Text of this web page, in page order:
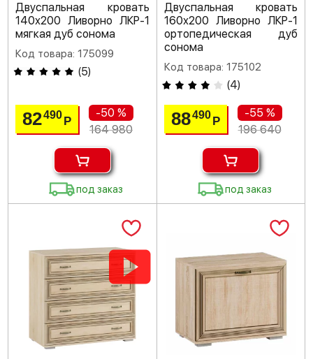
Двуспальная кровать
140х200 Ливорно ЛКР-1
мягкая дуб сонома
Код товара: 175099
(5)
82490Р
-50 %
164 980
под заказ
Двуспальная кровать
160х200 Ливорно ЛКР-1
ортопедическая дуб
сонома
Код товара: 175102
(4)
88490 Р
-55 %
196 640
под заказ